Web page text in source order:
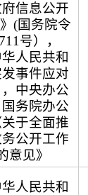
府信息公开
(国务院令
号），
华人民共和
发事件应对
中央办公
务院办公
于全面推
公开工作
意见》
华人民共和